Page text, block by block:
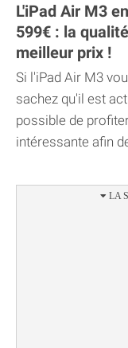
L'iPad Air M3
599€ : la
meilleur prix !
Si l'iPad Air M3
sachez qu'il est
possible de
intéressante afin